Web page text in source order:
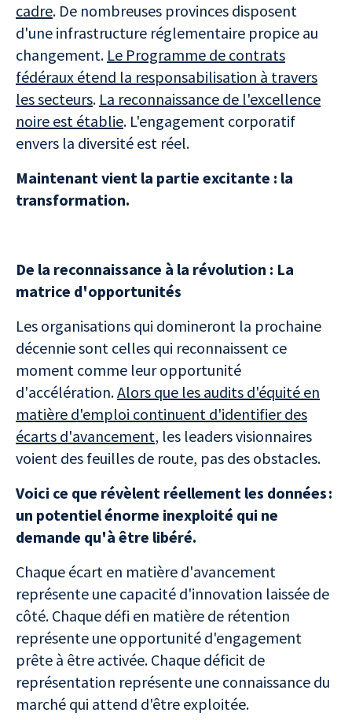
cadre. De nombreuses provinces disposent
d'une infrastructure réglementaire propice au
changement. Le Programme de contrats
fédéraux étend la responsabilisation à travers
les secteurs. La reconnaissance de l'excellence
noire est établie. L'engagement corporatif
envers la diversité est réel.
Maintenant vient la partie excitante : la
transformation.
De la reconnaissance à la révolution : La
matrice d'opportunités
Les organisations qui domineront la prochaine
décennie sont celles qui reconnaissent ce
moment comme leur opportunité
d'accélération.Alors que les audits d'équité en
matière d'emploi continuent d'identifier des
écarts d'avancement, les leaders visionnaires
voient des feuilles de route, pas des obstacles.
Voici ce que révèlent réellement les données :
un potentiel énorme inexploité qui ne
demande qu'à être libéré.
Chaque écart en matière d'avancement
représente une capacité d'innovation laissée de
côté. Chaque défi en matière de rétention
représente une opportunité d'engagement
prête à être activée. Chaque déficit de
représentation représente une connaissance du
marché qui attend d'être exploitée.